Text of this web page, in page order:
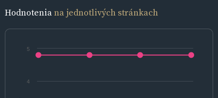
Hodnoteniana jednotlivých stránkach
4
5